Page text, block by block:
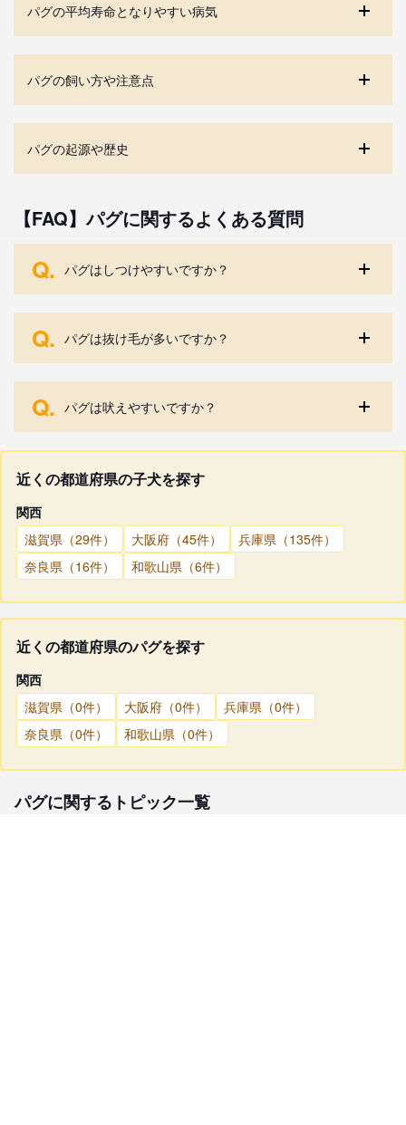
パグの平均寿命となりやすい病気
パグの飼い方や注意点
パグの起源や歴史
【FAQ】パグに関するよくある質問
Q. パグはしつけやすいですか？
Q. パグは抜け毛が多いですか？
Q. パグは吠えやすいですか？
近くの都道府県の子犬を探す
関西
滋賀県（29件）
大阪府（45件）
兵庫県（135件）
奈良県（16件）
和歌山県（6件）
近くの都道府県のパグを探す
関西
滋賀県（0件）
大阪府（0件）
兵庫県（0件）
奈良県（0件）
和歌山県（0件）
パグに関するトピック一覧